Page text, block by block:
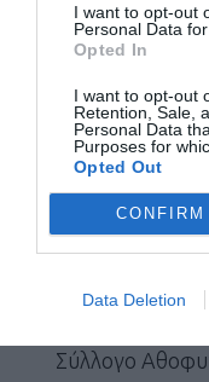
I want to opt-out
Personal Data
Opted In
I want to opt-out
Retention, Sale,
Personal Data
Purposes for
Opted Out
CONFIRM
Data Deletion
Αλκυόνη)
Παιδικός
υπέρ
12. Εγγραφές
Για Εγγραφές
Για Εγγραφές
Για Εγγραφές
Σύλλογο